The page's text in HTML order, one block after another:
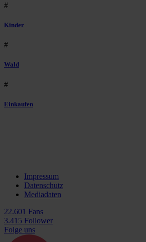
#
Kinder
#
Wald
#
Einkaufen
Impressum
Datenschutz
Mediadaten
22.601 Fans
3.415 Follower
Folge uns